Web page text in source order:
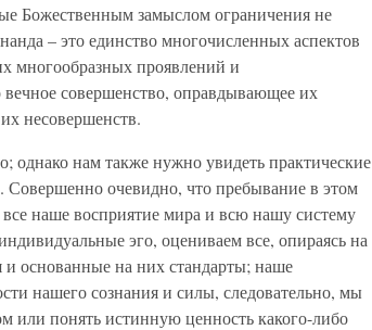
Божественным замыслом ограничения не
– это единство многочисленных аспектов
многообразных проявлений и
совершенство, оправдывающее их
несовершенств.
однако нам также нужно увидеть практические
Совершенно очевидно, что пребывание в этом
наше восприятие мира и всю нашу систему
эго, оцениваем все, опираясь на
основанные на них стандарты; наше
нашего сознания и силы, следовательно, мы
или понять истинную ценность какого-либо